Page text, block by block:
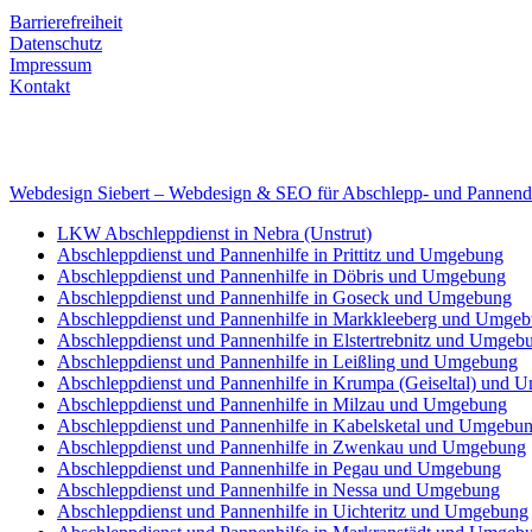
Barrierefreiheit
Datenschutz
Impressum
Kontakt
Webdesign Siebert – Webdesign & SEO für Abschlepp- und
LKW Abschleppdienst in Nebra (Unstrut)
Abschleppdienst und Pannenhilfe in Prittitz und Umgebung
Abschleppdienst und Pannenhilfe in Döbris und Umgebung
Abschleppdienst und Pannenhilfe in Goseck und Umgebung
Abschleppdienst und Pannenhilfe in Markkleeberg und
Abschleppdienst und Pannenhilfe in Elstertrebnitz und
Abschleppdienst und Pannenhilfe in Leißling und Umgebung
Abschleppdienst und Pannenhilfe in Krumpa (Geiseltal) und
Abschleppdienst und Pannenhilfe in Milzau und Umgebung
Abschleppdienst und Pannenhilfe in Kabelsketal und
Abschleppdienst und Pannenhilfe in Zwenkau und Umgebung
Abschleppdienst und Pannenhilfe in Pegau und Umgebung
Abschleppdienst und Pannenhilfe in Nessa und Umgebung
Abschleppdienst und Pannenhilfe in Uichteritz und Umgebung